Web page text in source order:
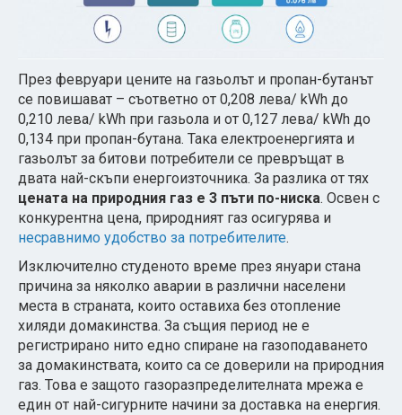
През февруари цените на газьолът и пропан-бутанът
се повишават – съответно от 0,208 лева/ kWh до
0,210 лева/ kWh при газьола и от 0,127 лева/ kWh до
0,134 при пропан-бутана. Така електроенергията и
газьолът за битови потребители се превръщат в
двата най-скъпи енергоизточника. За разлика от тях
цената на природния газ е 3 пъти по-ниска. Освен с
конкурентна цена, природният газ осигурява и
несравнимо удобство за потребителите.
Изключително студеното време през януари стана
причина за няколко аварии в различни населени
места в страната, които оставиха без отопление
хиляди домакинства. За същия период не е
регистрирано нито едно спиране на газоподаването
за домакинствата, които са се доверили на природния
газ. Това е защото газоразпределителната мрежа е
един от най-сигурните начини за доставка на енергия.